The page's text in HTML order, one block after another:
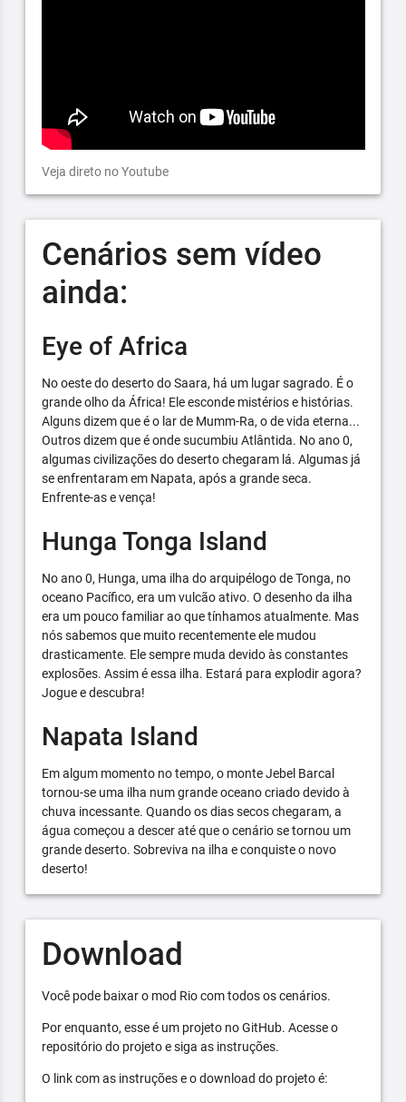
Veja direto no Youtube
Cenários sem vídeo
ainda:
Eye of Africa
No oeste do deserto do Saara, há um lugar sagrado. É o
grande olho da África! Ele esconde mistérios e histórias.
Alguns dizem que é o lar de Mumm-Ra, o de vida eterna...
Outros dizem que é onde sucumbiu Atlântida. No ano 0,
algumas civilizações do deserto chegaram lá. Algumas já
se enfrentaram em Napata, após a grande seca.
Enfrente-as e vença!
Hunga Tonga Island
No ano 0, Hunga, uma ilha do arquipélogo de Tonga, no
oceano Pacífico, era um vulcão ativo. O desenho da ilha
era um pouco familiar ao que tínhamos atualmente. Mas
nós sabemos que muito recentemente ele mudou
drasticamente. Ele sempre muda devido às constantes
explosões. Assim é essa ilha. Estará para explodir agora?
Jogue e descubra!
Napata Island
Em algum momento no tempo, o monte Jebel Barcal
tornou-se uma ilha num grande oceano criado devido à
chuva incessante. Quando os dias secos chegaram, a
água começou a descer até que o cenário se tornou um
grande deserto. Sobreviva na ilha e conquiste o novo
deserto!
Download
Você pode baixar o mod Rio com todos os cenários.
Por enquanto, esse é um projeto no GitHub. Acesse o
repositório do projeto e siga as instruções.
O link com as instruções e o download do projeto é: